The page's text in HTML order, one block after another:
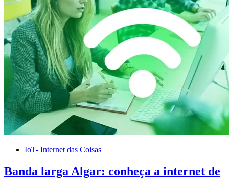
IoT- Internet das Coisas
Banda larga Algar: conheça a internet de